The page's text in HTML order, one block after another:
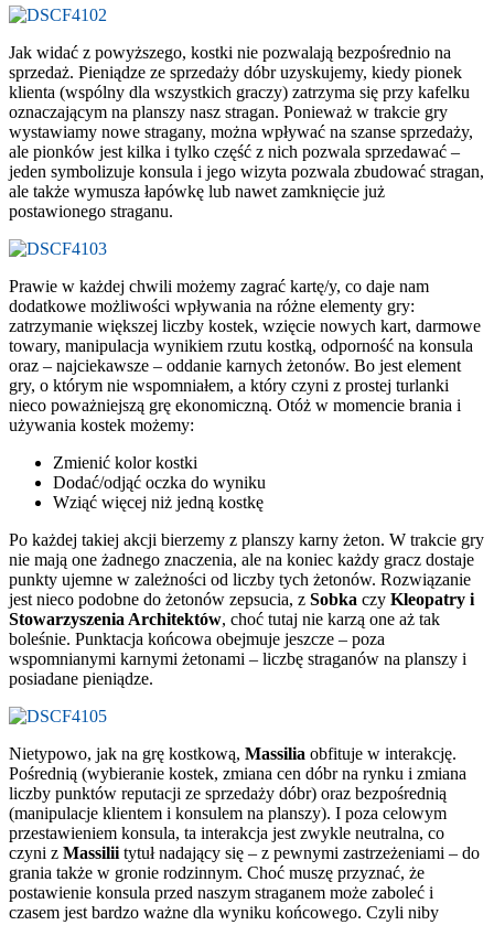
Jak widać z powyższego, kostki nie pozwalają bezpośrednio na
sprzedaż. Pieniądze ze sprzedaży dóbr uzyskujemy, kiedy pionek
klienta (wspólny dla wszystkich graczy) zatrzyma się przy kafelku
oznaczającym na planszy nasz stragan. Ponieważ w trakcie gry
wystawiamy nowe stragany, można wpływać na szanse sprzedaży,
ale pionków jest kilka i tylko część z nich pozwala sprzedawać –
jeden symbolizuje konsula i jego wizyta pozwala zbudować stragan,
ale także wymusza łapówkę lub nawet zamknięcie już
postawionego straganu.
Prawie w każdej chwili możemy zagrać kartę/y, co daje nam
dodatkowe możliwości wpływania na różne elementy gry:
zatrzymanie większej liczby kostek, wzięcie nowych kart, darmowe
towary, manipulacja wynikiem rzutu kostką, odporność na konsula
oraz – najciekawsze – oddanie karnych żetonów. Bo jest element
gry, o którym nie wspomniałem, a który czyni z prostej turlanki
nieco poważniejszą grę ekonomiczną. Otóż w momencie brania i
używania kostek możemy:
Zmienić kolor kostki
Dodać/odjąć oczka do wyniku
Wziąć więcej niż jedną kostkę
Po każdej takiej akcji bierzemy z planszy karny żeton. W trakcie gry
nie mają one żadnego znaczenia, ale na koniec każdy gracz dostaje
punkty ujemne w zależności od liczby tych żetonów. Rozwiązanie
jest nieco podobne do żetonów zepsucia, z Sobka czy Kleopatry i
Stowarzyszenia Architektów, choć tutaj nie karzą one aż tak
boleśnie. Punktacja końcowa obejmuje jeszcze – poza
wspomnianymi karnymi żetonami – liczbę straganów na planszy i
posiadane pieniądze.
Nietypowo, jak na grę kostkową, Massilia obfituje w interakcję.
Pośrednią (wybieranie kostek, zmiana cen dóbr na rynku i zmiana
liczby punktów reputacji ze sprzedaży dóbr) oraz bezpośrednią
(manipulacje klientem i konsulem na planszy). I poza celowym
przestawieniem konsula, ta interakcja jest zwykle neutralna, co
czyni z Massilii tytuł nadający się – z pewnymi zastrzeżeniami – do
grania także w gronie rodzinnym. Choć muszę przyznać, że
postawienie konsula przed naszym straganem może zaboleć i
czasem jest bardzo ważne dla wyniku końcowego. Czyli niby